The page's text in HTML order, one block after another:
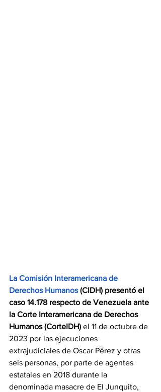
La Comisión Interamericana de
Derechos Humanos (CIDH) presentó el
caso 14.178 respecto de Venezuela ante
la Corte Interamericana de Derechos
Humanos (CorteIDH) el 11 de octubre de
2023 por las ejecuciones
extrajudiciales de Oscar Pérez y otras
seis personas, por parte de agentes
estatales en 2018 durante la
denominada masacre de El Junquito,